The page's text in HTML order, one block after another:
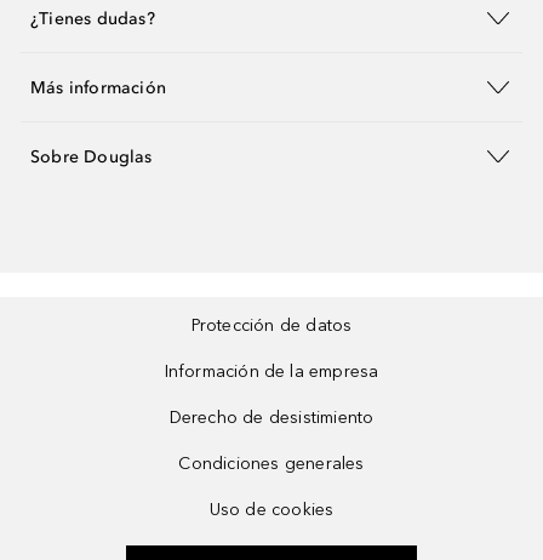
¿Tienes dudas?
Más información
Sobre Douglas
Protección de datos
Información de la empresa
Derecho de desistimiento
Condiciones generales
Uso de cookies